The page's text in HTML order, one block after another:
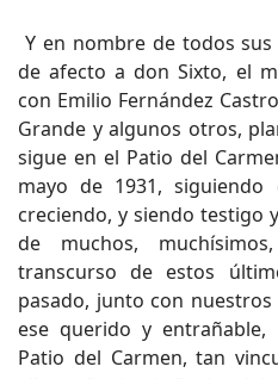
Y en nombre de todos
de afecto a don Sixto, el
con Emilio Fernández
Grande y algunos otros,
sigue en el Patio del
mayo de 1931,
creciendo, y siendo testigo
de muchos,
transcurso de estos
pasado, junto con
ese querido y
Patio del Carmen, tan